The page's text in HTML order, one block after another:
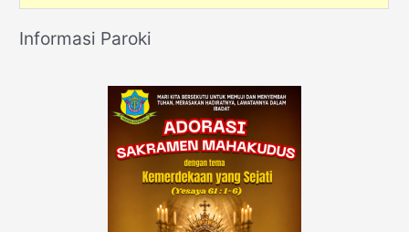
Informasi Paroki